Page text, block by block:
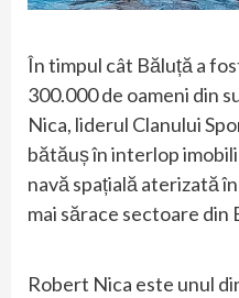
În timpul cât Băluță a
300.000 de oameni din
Nica, liderul Clanului
bătăuș în interlop
navă spațială aterizată
mai sărace sectoare din
Robert Nica este unul